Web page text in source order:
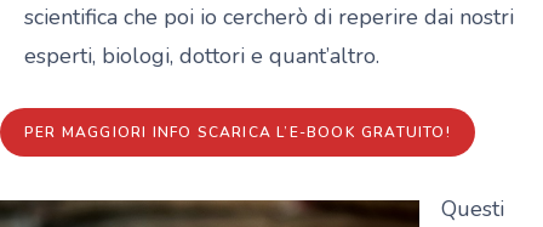
scientifica che poi io cercherò di reperire dai nostri
esperti, biologi, dottori e quant’altro.
PER MAGGIORI INFO SCARICA L’E-BOOK GRATUITO!
Questi